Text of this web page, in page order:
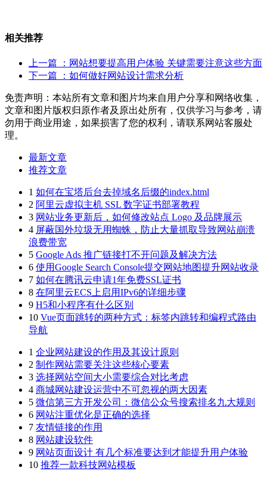
相关推荐
上一篇
：网站想要提高用户体验 关键需要注意这些方面
下一篇
：如何做好网站设计需求分析
免责声明：本站所有文章和图片均来自用户分享和网络收集，
文章和图片版权归原作者及原出处所有，仅供学习与参考，请
勿用于商业用途，如果损害了您的权利，请联系网站客服处
理。
最新文章
推荐文章
1 如何在宝塔后台去掉域名后缀的index.html
2 阿里云虚拟主机 SSL 数字证书部署教程
3 网站业务更新后，如何修改站点 Logo 及品牌展示
4 屏蔽国外垃圾无用蜘蛛，防止大量抓取导致网站崩溃
浪费带宽
5 Google Ads 推广链接打不开问题及解决方法
6 使用Google Search Console提交网站地图提升网站收录
7 如何在腾讯云申请1年免费SSL证书
8 在阿里云ECS上启用IPv6的详细步骤
9 H5和小程序有什么区别
10 Vue页面跳转的两种方式：标签内跳转和编程式路由
导航
1 企业网站建设的作用及其设计原则
2 制作网站需要关注这些核心要素
3 选择网站空间大小需要综合对比考虑
4 商城网站建设运营中不可忽视的两大因素
5 微信第三方开发公司：微信公众号搜索排名九大规则
6 网站注重优化是正确的选择
7 友情链接的作用
8 网站建设软件
9 网站页面设计 有几个标准要达到才能提升用户体验
10 推荐一款科技网站模板